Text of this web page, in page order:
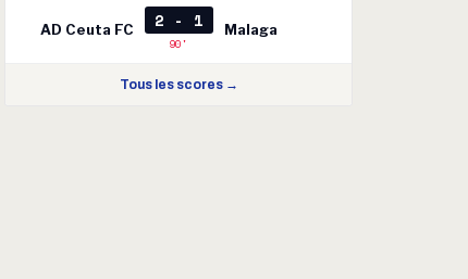
AD Ceuta FC 2 - 1
90'
Malaga
Tous les scores →